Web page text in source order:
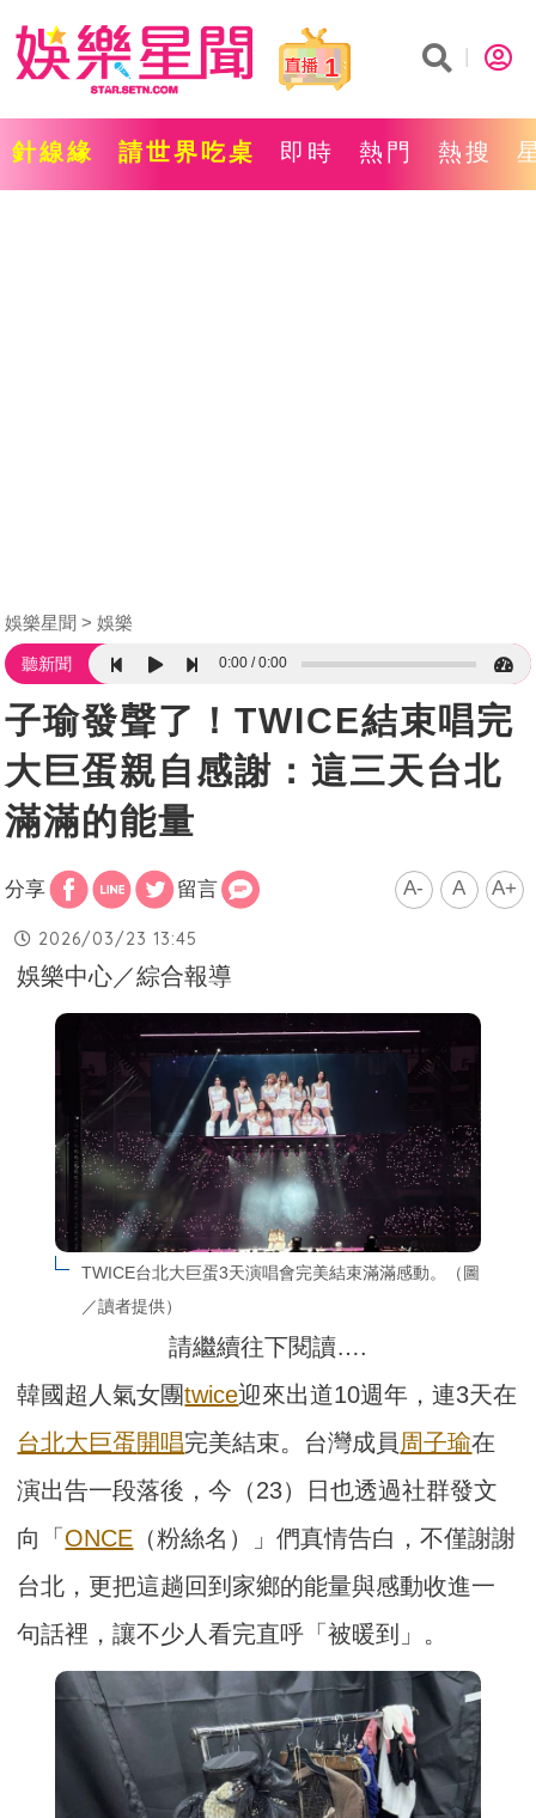
1
針線緣 請世界吃桌 即時 熱門 熱搜
娛樂星聞 娛樂
聽新聞 0:00 0:00
子瑜發聲了！TWICE結束唱完
大巨蛋親自感謝：這三天台北
滿滿的能量
分享 留言 A- A A+
2026/03/23 13:45
娛樂中心／綜合報導
TWICE台北大巨蛋3天演唱會完美結束滿滿感動。（圖
／讀者提供）
請繼續往下閱讀….
韓國超人氣女團twice迎來出道10週年，連3天在
台北大巨蛋開唱完美結束。台灣成員 周子瑜在
演出告一段落後，今（23）日也透過社群發文
向「 ONCE （粉絲名）」們真情告白，不僅謝謝
台北，更把這趟回到家鄉的能量與感動收進一
句話裡，讓不少人看完直呼「被暖到」。